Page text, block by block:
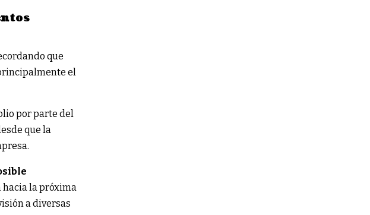
que
el
por parte del
que la
hacia la próxima
a diversas